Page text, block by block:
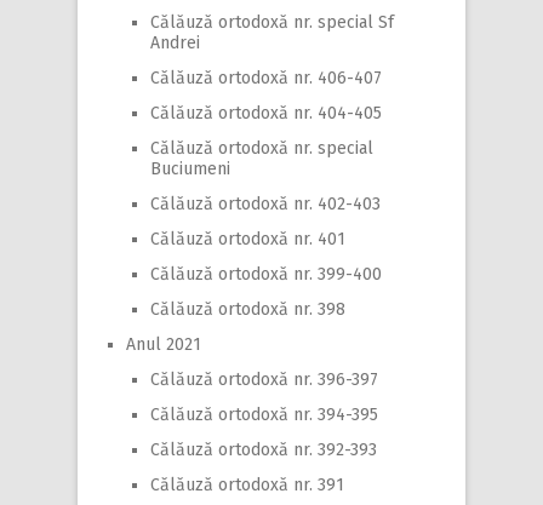
Călăuză ortodoxă nr. special Sf
Andrei
Călăuză ortodoxă nr. 406-407
Călăuză ortodoxă nr. 404-405
Călăuză ortodoxă nr. special
Buciumeni
Călăuză ortodoxă nr. 402-403
Călăuză ortodoxă nr. 401
Călăuză ortodoxă nr. 399-400
Călăuză ortodoxă nr. 398
Anul 2021
Călăuză ortodoxă nr. 396-397
Călăuză ortodoxă nr. 394-395
Călăuză ortodoxă nr. 392-393
Călăuză ortodoxă nr. 391